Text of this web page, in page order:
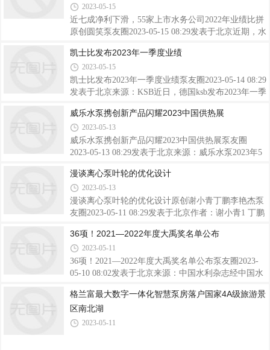
滑剂经常被忽视，但会对螺栓连接的成功有着巨大的
影响。在任何工业装置中，都可能有数千个螺栓连
接，例如，泵和阀门的填料函、热交换器端盖以及整
件，同时保持系统的密封压力边界。这些系统可以在
高压、高温和危险化学品中工作，螺栓连接的失
2023-05-15
近七成净利下滑，55家上市水务公司2022年业绩比拼
原创圆笑泵友圈2023-05-15 08:29发表于北京近期，水
泵友圈重点对55家水务上市公司2022年的经营情况进
行分析，以期提供一个全面了解中国水务行业现状和
趋势的视角。数据来源：东方财富网
凯士比发布2023年一季度业绩
2023-05-15
凯士比发布2023年一季度业绩泵友圈2023-05-14 08:29
发表于北京来源：KSB近日，德国ksb发布2023年一季
凯士比在新的财政年度开始之际，订单量和销售收入
大幅增加。与上年同期相比，出色的销售收入表现导
致利润(EBIT) 显著提高。2023年第一季度，凯士比的
订单量增加了12.6%(+9630万欧元)，达到8.59亿欧元
长贡献了8.7%和22.3%;包括服务和备件业务的凯士比
卓越服务也大幅增长了16%。从收到的订单来看，采
矿市场面尤其强劲，这得益于全球矿山的高
威乐水泵携创新产品闪耀2023中国供热展
2023-05-13
威乐水泵携创新产品闪耀2023中国供热展泵友圈
2023-05-13 08:29发表于北京来源：威乐水泵2023年5
调、卫浴及舒适家居系统展览会（以下简称“中国供
热展”），在北京中国国际展览中心（顺义馆）盛大
召开。中国供热展由中国城镇供热协会、中国节能协
会热泵专业委员会、中国国际贸易促进委员会建设行
中国土木工程学会燃气分会燃气供热专业委员会等行
业组织联合主办。自1996年发展至今，已成为亚洲暖
通全产业链年度盛会和全球品牌优选的新品首发
漫谈离心泵叶轮的优化设计
2023-05-13
漫谈离心泵叶轮的优化设计原创谢小青丁鹏李艳杰泵
友圈2023-05-11 08:29发表于北京作者：谢小青1 丁鹏
林省宇琦泵业有限公司摘 要：叶轮是影响离心泵性
能的主要水力零件，涉及到人们关注的泵的整体能效
和运行可靠性。本文从定性的角度、结合经验及同行
们的研究成果来简要谈一谈如何通过优化离心泵的叶
词：离心泵 叶轮 优化 吸入性能 水力性能引言有朋友
希望我谈一谈离心泵叶轮的优化设计。为此，首先必
须要弄清楚优化的目的：改善吸入性能？
36项！2021—2022年度大禹奖名单公布
2023-05-11
36项！2021—2022年度大禹奖名单公布泵友圈2023-
05-10 08:02发表于北京来源：中国水利杂志经中国水
议，河南省出山店水库工程、荆江大堤综合整治工
程、南水北调中线一期引江济汉工程等36项工程荣获
2021—2022年度中国水利工程优质（大禹）奖。获奖
格兰富最大数字一体化智慧泵房落户国家4A级旅游景
区南北湖
2023-05-11